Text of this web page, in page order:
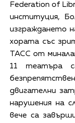
Federation of
институция,
изграждането
хората със
ТАСС от
11 театъра
двигателни
нарушения на
вече са